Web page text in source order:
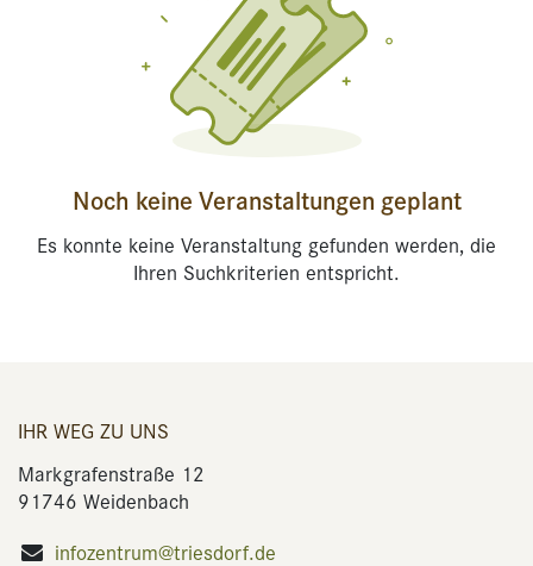
Noch keine Veranstaltungen geplant
Es konnte keine Veranstaltung gefunden werden, die
Ihren Suchkriterien entspricht.
IHR WEG ZU UNS
Markgrafenstraße 12
91746 Weidenbach
infozentrum@triesdorf.de